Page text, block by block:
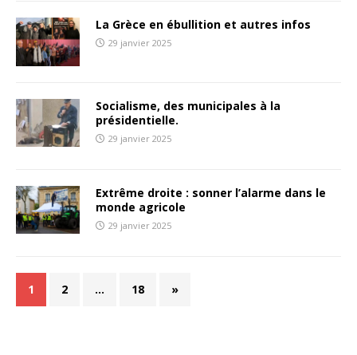
La Grèce en ébullition et autres infos
29 janvier 2025
Socialisme, des municipales à la
présidentielle.
29 janvier 2025
Extrême droite : sonner l’alarme dans le
monde agricole
29 janvier 2025
1 2 … 18 »